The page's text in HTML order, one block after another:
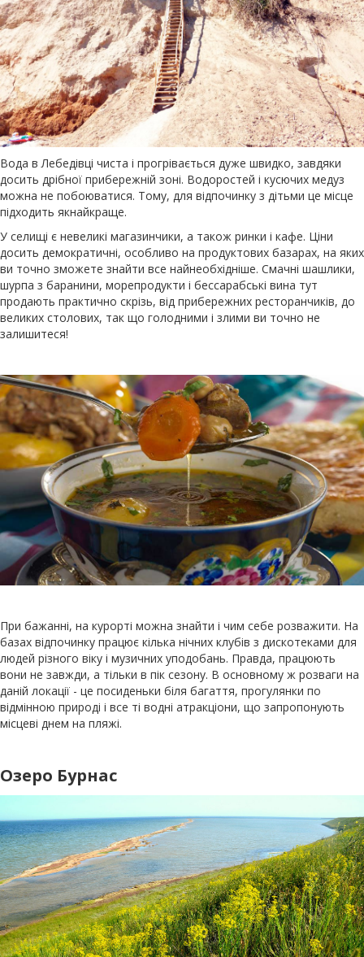
Вода в Лебедівці чиста і прогрівається дуже швидко, завдяки
досить дрібної прибережній зоні. Водоростей і кусючих медуз
можна не побоюватися. Тому, для відпочинку з дітьми це місце
підходить якнайкраще.
У селищі є невеликі магазинчики, а також ринки і кафе. Ціни
досить демократичні, особливо на продуктових базарах, на яких
ви точно зможете знайти все найнеобхідніше. Смачні шашлики,
шурпа з баранини, морепродукти і бессарабські вина тут
продають практично скрізь, від прибережних ресторанчиків, до
великих столових, так що голодними і злими ви точно не
залишитеся!
При бажанні, на курорті можна знайти і чим себе розважити. На
базах відпочинку працює кілька нічних клубів з дискотеками для
людей різного віку і музичних уподобань. Правда, працюють
вони не завжди, а тільки в пік сезону. В основному ж розваги на
даній локації - це посиденьки біля багаття, прогулянки по
відмінною природі і все ті водні атракціони, що запропонують
місцеві днем ​​на пляжі.
Озеро Бурнас